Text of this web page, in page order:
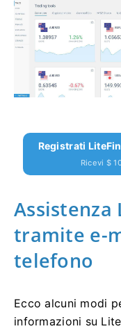
Registrati
Ricevi $
Assistenza
tramite e-
telefono
Ecco alcuni modi
informazioni su